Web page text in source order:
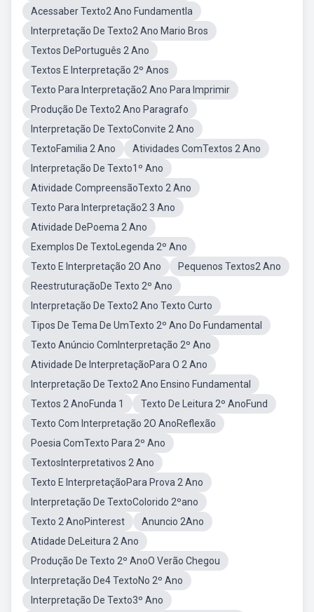
Acessaber Texto2 Ano Fundamentla
Interpretação De Texto2 Ano Mario Bros
Textos DePortuguês 2 Ano
Textos E Interpretação 2º Anos
Texto Para Interpretação2 Ano Para Imprimir
Produção De Texto2 Ano Paragrafo
Interpretação De TextoConvite 2 Ano
TextoFamilia 2 Ano
Atividades ComTextos 2 Ano
Interpretação De Texto1º Ano
Atividade CompreensãoTexto 2 Ano
Texto Para Interpretação2 3 Ano
Atividade DePoema 2 Ano
Exemplos De TextoLegenda 2º Ano
Texto E Interpretação 2O Ano
Pequenos Textos2 Ano
ReestruturaçãoDe Texto 2º Ano
Interpretação De Texto2 Ano Texto Curto
Tipos De Tema De UmTexto 2º Ano Do Fundamental
Texto Anúncio ComInterpretação 2º Ano
Atividade De InterpretaçãoPara O 2 Ano
Interpretação De Texto2 Ano Ensino Fundamental
Textos 2 AnoFunda 1
Texto De Leitura 2º AnoFund
Texto Com Interpretação 2O AnoReflexão
Poesia ComTexto Para 2º Ano
TextosInterpretativos 2 Ano
Texto E InterpretaçãoPara Prova 2 Ano
Interpretação De TextoColorido 2ºano
Texto 2 AnoPinterest
Anuncio 2Ano
Atidade DeLeitura 2 Ano
Produção De Texto 2º AnoO Verão Chegou
Interpretação De4 TextoNo 2º Ano
Interpretação De Texto3º Ano